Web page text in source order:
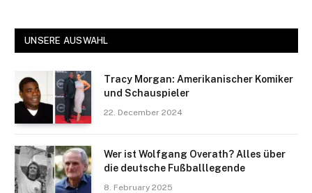
UNSERE AUSWAHL
Tracy Morgan: Amerikanischer Komiker
und Schauspieler
22. December 2024
Wer ist Wolfgang Overath? Alles über
die deutsche Fußballlegende
8. February 2025